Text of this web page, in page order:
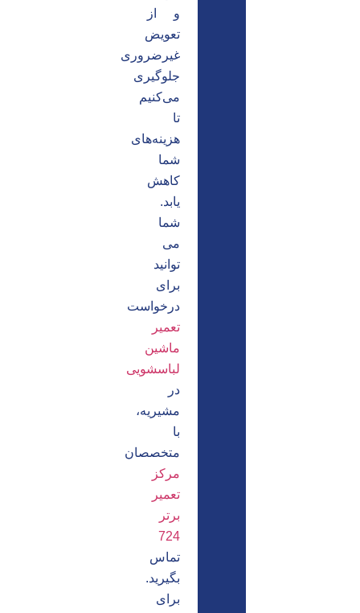
و از
تعویض
غیرضروری
جلوگیری
می‌کنیم
تا
هزینه‌های
شما
کاهش
یابد.
شما
می
توانید
برای
درخواست
تعمیر
ماشین
لباسشویی
در
مشیریه،
با
متخصصان
مرکز
تعمیر
برتر
724
تماس
بگیرید.
برای